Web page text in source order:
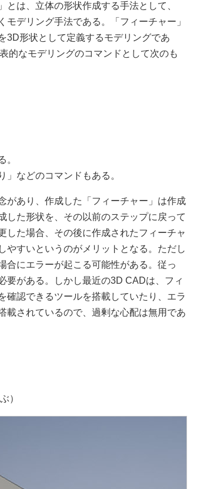
は、立体の形状作成する手法として、
モデリング手法である。「フィーチャー」
3D形状として定義するモデリングであ
的なモデリングのコマンドとして次のも
。
」などのコマンドもある。
があり、作成した「フィーチャー」は作成
した形状を、その以前のステップに戻って
した場合、その後に作成されたフィーチャ
やすいというのがメリットとなる。ただし
合にエラーが起こる可能性がある。従っ
要がある。しかし最近の3D CADは、フィ
確認できるツールを搭載していたり、エラ
載されているので、過剰な心配は無用であ
）